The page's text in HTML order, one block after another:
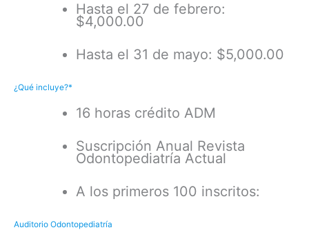
Hasta el 27 de febrero:
$4,000.00
Hasta el 31 de mayo: $5,000.00
¿Qué incluye?*
16 horas crédito ADM
Suscripción Anual Revista
Odontopediatría Actual
A los primeros 100 inscritos:
Auditorio Odontopediatría